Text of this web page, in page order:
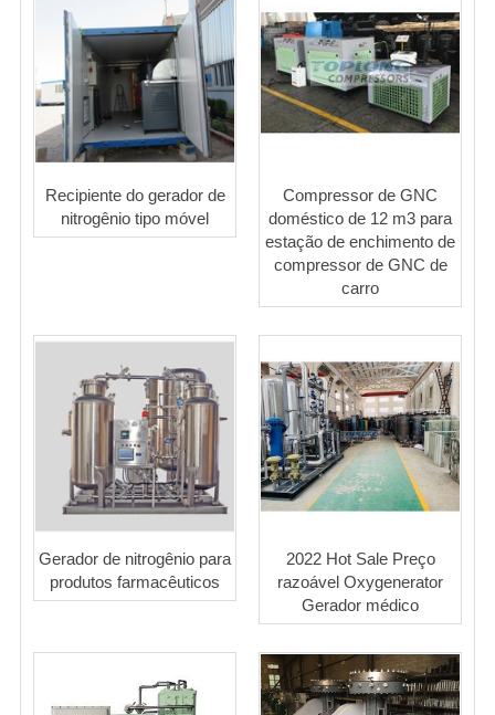
Recipiente do gerador de
nitrogênio tipo móvel
Compressor de GNC
doméstico de 12 m3 para
estação de enchimento de
compressor de GNC de
carro
Gerador de nitrogênio para
produtos farmacêuticos
2022 Hot Sale Preço
razoável Oxygenerator
Gerador médico